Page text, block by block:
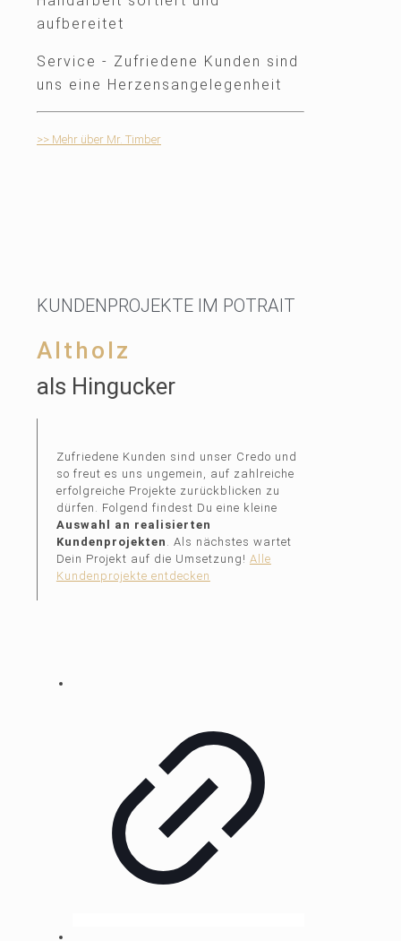
aufbereitet
Service - Zufriedene Kunden sind
uns eine Herzensangelegenheit
>> Mehr über Mr. Timber
KUNDENPROJEKTE IM POTRAIT
Altholz
als Hingucker
Zufriedene Kunden sind unser Credo und
so freut es uns ungemein, auf zahlreiche
erfolgreiche Projekte zurückblicken zu
dürfen. Folgend findest Du eine kleine
Auswahl an realisierten
Kundenprojekten . Als nächstes wartet
Dein Projekt auf die Umsetzung! Alle
Kundenprojekte entdecken